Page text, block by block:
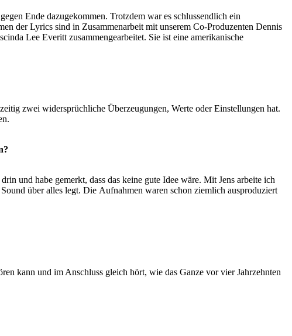
Ende dazugekommen. Trotzdem war es schlussendlich ein
der Lyrics sind in Zusammenarbeit mit unserem Co-Produzenten Dennis
Lee Everitt zusammengearbeitet. Sie ist eine amerikanische
zwei widersprüchliche Überzeugungen, Werte oder Einstellungen hat.
und habe gemerkt, dass das keine gute Idee wäre. Mit Jens arbeite ich
über alles legt. Die Aufnahmen waren schon ziemlich ausproduziert
kann und im Anschluss gleich hört, wie das Ganze vor vier Jahrzehnten